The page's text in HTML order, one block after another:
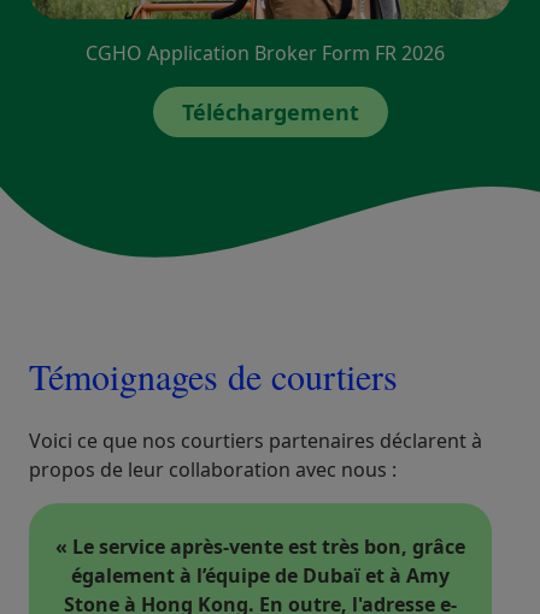
CGHO Application Broker Form FR 2026
Téléchargement
Témoignages de courtiers
Voici ce que nos courtiers partenaires déclarent à
propos de leur collaboration avec nous :
« Le service après-vente est très bon, grâce
également à l’équipe de Dubaï et à Amy
Stone à Hong Kong. En outre, l'adresse e-